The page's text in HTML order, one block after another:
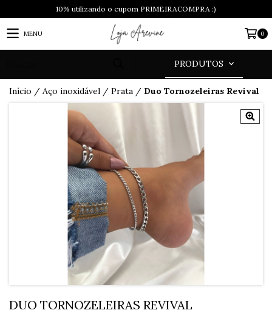
10% utilizando o cupom PRIMEIRACOMPRA :)
MENU 0
PRODUTOS
Início / Aço inoxidável / Prata / Duo Tornozeleiras Revival
DUO TORNOZELEIRAS REVIVAL